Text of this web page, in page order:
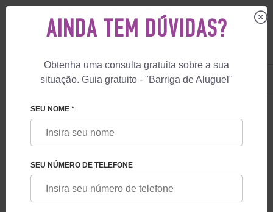
+1 844 892 78 00 UK+44 800 069 86 90
BLOG
PARTO NA ÁUSTRIA
AINDA TEM DÚVIDAS?
Obtenha uma consulta gratuita sobre a sua
situação. Guia gratuito - "Barriga de Aluguel"
SEU NOME *
SEU NÚMERO DE TELEFONE